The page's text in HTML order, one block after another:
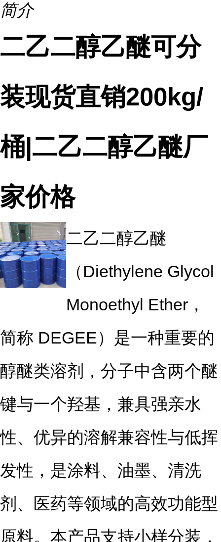
简介
二乙二醇乙醚可分
装现货直销200kg/
桶|二乙二醇乙醚厂
家价格
二乙二醇乙醚
（Diethylene Glycol
Monoethyl Ether，
简称 DEGEE）是一种重要的
醇醚类溶剂，分子中含两个醚
键与一个羟基，兼具强亲水
性、优异的溶解兼容性与低挥
发性，是涂料、油墨、清洗
剂、医药等领域的高效功能型
原料。本产品支持小样分装，